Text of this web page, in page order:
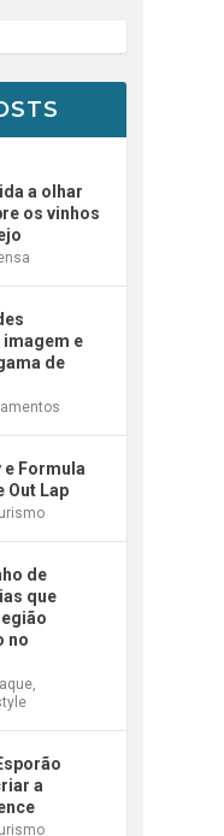
a olhar
os vinhos
imagem e
de
e Formula
Out Lap
de
que
no
,
a